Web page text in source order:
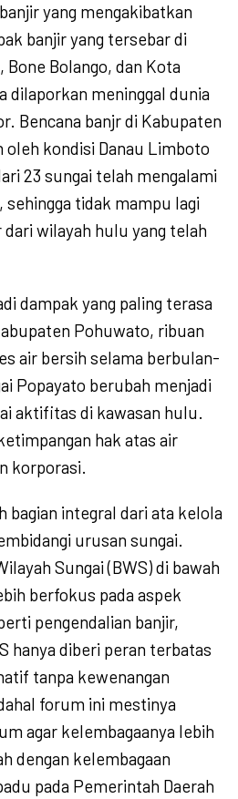
yang mengakibatkan
banjir yang tersebar di
Bolango, dan Kota
dilaporkan meninggal dunia
Bencana banjr di Kabupaten
oleh kondisi Danau Limboto
23 sungai telah mengalami
tidak mampu lagi
wilayah hulu yang telah
dampak yang paling terasa
Pohuwato, ribuan
air bersih selama berbulan-
Popayato berubah menjadi
aktifitas di kawasan hulu.
hak atas air
korporasi.
bagian integral dari ata kelola
urusan sungai.
Sungai (BWS) di bawah
berfokus pada aspek
pengendalian banjir,
hanya diberi peran terbatas
tanpa kewenangan
forum ini mestinya
agar kelembagaanya lebih
dengan kelembagaan
pada Pemerintah Daerah